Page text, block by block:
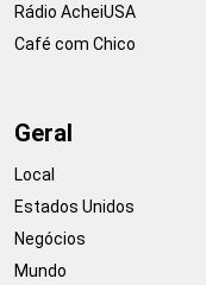
Rádio AcheiUSA
Café com Chico
Geral
Local
Estados Unidos
Negócios
Mundo